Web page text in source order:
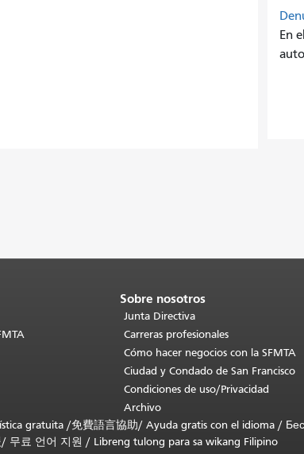
En
Sobre nosotros
Junta Directiva
Carreras profesionales
Cómo hacer negocios con la SFMTA
Ciudad y Condado de San Francisco
Condiciones de uso/Privacidad
Archivo
gratuita /免費語言協助/ Ayuda gratis con el idioma /
/ 무료 언어 지원 / Libreng tulong para sa wikang Filipino